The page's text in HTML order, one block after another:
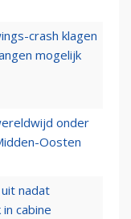
crash klagen
mogelijk
onder
Oosten
nadat
cabine